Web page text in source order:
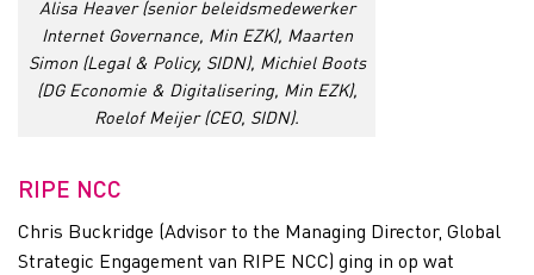
Alisa Heaver (senior beleidsmedewerker
Internet Governance, Min EZK), Maarten
Simon (Legal & Policy, SIDN), Michiel Boots
(DG Economie & Digitalisering, Min EZK),
Roelof Meijer (CEO, SIDN).
RIPE NCC
Chris Buckridge (Advisor to the Managing Director, Global
Strategic Engagement van RIPE NCC) ging in op wat